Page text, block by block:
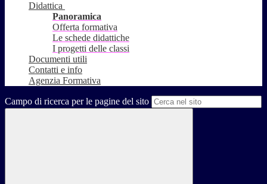
Didattica
Panoramica
Offerta formativa
Le schede didattiche
I progetti delle classi
Documenti utili
Contatti e info
Agenzia Formativa
Campo di ricerca per le pagine del sito